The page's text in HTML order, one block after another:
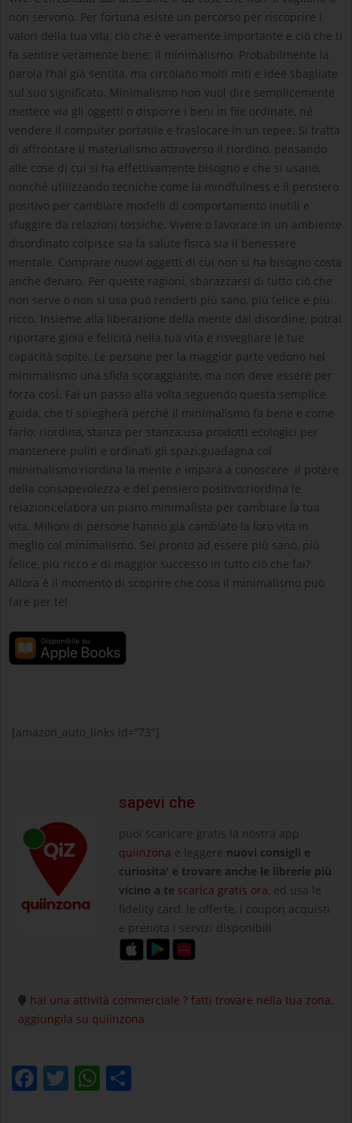
non servono. Per fortuna esiste un percorso per riscoprire i
valori della tua vita, ciò che è veramente importante e ciò che ti
fa sentire veramente bene: il minimalismo. Probabilmente la
parola l’hai già sentita, ma circolano molti miti e idee sbagliate
sul suo significato. Minimalismo non vuol dire semplicemente
mettere via gli oggetti o disporre i beni in file ordinate, né
vendere il computer portatile e traslocare in un tepee. Si tratta
di affrontare il materialismo attraverso il riordino, pensando
alle cose di cui si ha effettivamente bisogno e che si usano,
nonché utilizzando tecniche come la mindfulness e il pensiero
positivo per cambiare modelli di comportamento inutili e
sfuggire da relazioni tossiche. Vivere o lavorare in un ambiente
disordinato colpisce sia la salute fisica sia il benessere
mentale. Comprare nuovi oggetti di cui non si ha bisogno costa
anche denaro. Per queste ragioni, sbarazzarsi di tutto ciò che
non serve o non si usa può renderti più sano, più felice e più
ricco. Insieme alla liberazione della mente dal disordine, potrai
riportare gioia e felicità nella tua vita e risvegliare le tue
capacità sopite. Le persone per la maggior parte vedono nel
minimalismo una sfida scoraggiante, ma non deve essere per
forza così. Fai un passo alla volta seguendo questa semplice
guida, che ti spiegherà perché il minimalismo fa bene e come
farlo: riordina, stanza per stanza;usa prodotti ecologici per
mantenere puliti e ordinati gli spazi;guadagna col
minimalismo;riordina la mente e impara a conoscere il potere
della consapevolezza e del pensiero positivo;riordina le
relazioni;elabora un piano minimalista per cambiare la tua
vita. Milioni di persone hanno già cambiato la loro vita in
meglio col minimalismo. Sei pronto ad essere più sano, più
felice, più ricco e di maggior successo in tutto ciò che fai?
Allora è il momento di scoprire che cosa il minimalismo può
fare per te!
[amazon_auto_links id=”73″]
sapevi che
puoi scaricare gratis la nostra app
quiinzona e leggere nuovi consigli e
curiosita' e trovare anche le librerie più
vicino a te scarica gratis ora, ed usa le
fidelity card, le offerte, i coupon acquisti
e prenota i servizi disponibili
hai una attività commerciale ? fatti trovare nella tua zona,
aggiungila su quiinzona
Facebook
TwitterWhatsApp